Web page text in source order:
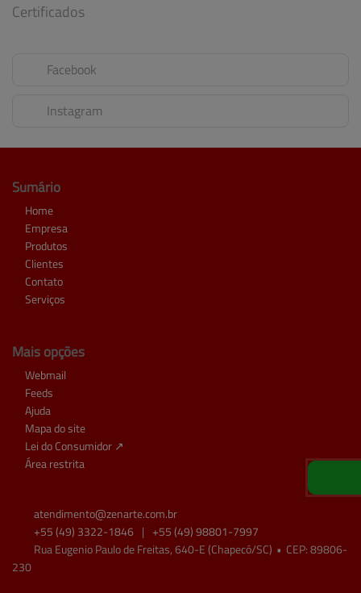
Certificados
Facebook
Instagram
Sumário
Home
Empresa
Produtos
Clientes
Contato
Serviços
Mais opções
Webmail
Feeds
Ajuda
Mapa do site
Lei do Consumidor ↗
Área restrita
atendimento@zenarte.com.br
+55 (49) 3322-1846 | +55 (49) 98801-7997
Rua Eugenio Paulo de Freitas, 640-E (Chapecó/SC) • CEP: 89806-
230